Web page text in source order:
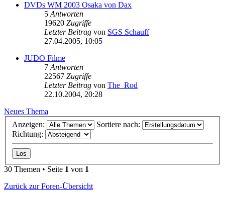
DVDs WM 2003 Osaka von Dax
5 Antworten
19620 Zugriffe
Letzter Beitrag von SGS Schauff
27.04.2005, 10:05
JUDO Filme
7 Antworten
22567 Zugriffe
Letzter Beitrag von The_Rod
22.10.2004, 20:28
Neues Thema
Anzeigen:
Sortiere nach:
Richtung:
30 Themen • Seite 1 von 1
Zurück zur Foren-Übersicht